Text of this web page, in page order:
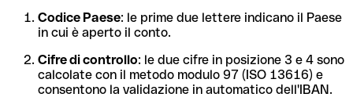
Codice Paese: le prime due lettere indicano il Paese
in cui è aperto il conto.
Cifre di controllo: le due cifre in posizione 3 e 4 sono
calcolate con il metodo modulo 97 (ISO 13616) e
consentono la validazione in automatico dell'IBAN.